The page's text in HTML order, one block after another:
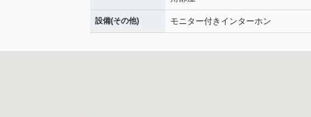
設備(その他) モニター付きインターホン